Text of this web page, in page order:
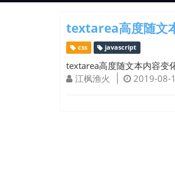
textarea高度随文
css javascript
textarea高度随文本内容变
江枫渔火
2019-08-